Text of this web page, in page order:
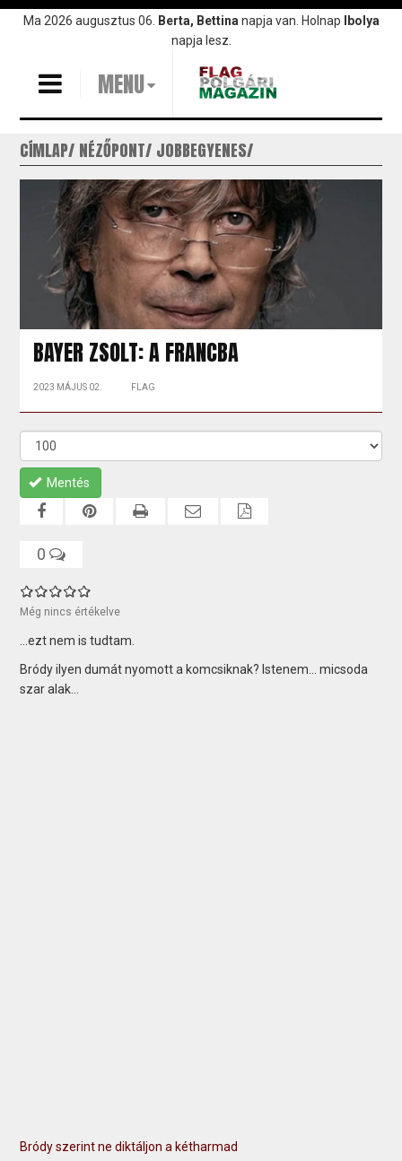
UgrásMa 2026 augusztus 06. Berta, Bettina napja van. Holnap
Ibolya
napja lesz.
MENU
CÍMLAP NÉZŐPONT JOBBEGYENES
BAYER ZSOLT: A FRANCBA
2023 MÁJUS 02. FLAG
Mentés
0
Még nincs értékelve
...ezt nem is tudtam.
Bródy ilyen dumát nyomott a komcsiknak? Istenem... micsoda
szar alak...
Bródy szerint ne diktáljon a kétharmad